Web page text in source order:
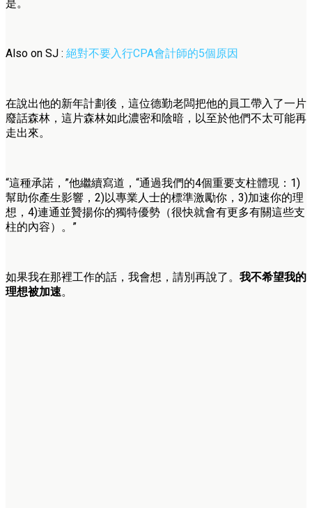
是。
Also on SJ : 絕對不要入行CPA會計師的5個原因
在說出他的新年計劃後，這位德勤老闆把他的員工帶入了一片
廢話森林，這片森林如此濃密和陰暗，以至於他們不太可能再
走出來。
“這種承諾，”他繼續寫道，“通過我們的4個重要支柱體現：1)
幫助你產生影響，2)以專業人士的標準激勵你，3)加速你的理
想，4)連通並贊揚你的獨特優勢（很快就會有更多有關這些支
柱的內容）。”
如果我在那裡工作的話，我會想，請別再說了。 我不希望我的
理想被加速。